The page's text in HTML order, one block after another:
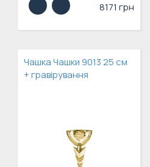
8171 грн
Чашка Чашки 9013 25 см
+ гравірування